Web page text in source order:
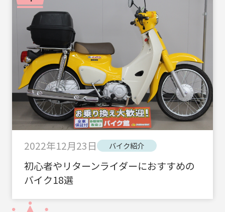
2022年12月23日 バイク紹介
初心者やリターンライダーにおすすめの
バイク18選